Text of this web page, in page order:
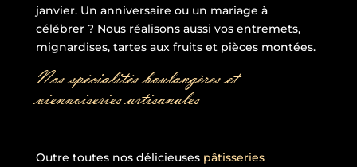
janvier. Un anniversaire ou un mariage à
célébrer ? Nous réalisons aussi vos entremets,
mignardises, tartes aux fruits et pièces montées.
Nos spécialités boulangères et
viennoiseries artisanales
Outre toutes nos délicieuses pâtisseries